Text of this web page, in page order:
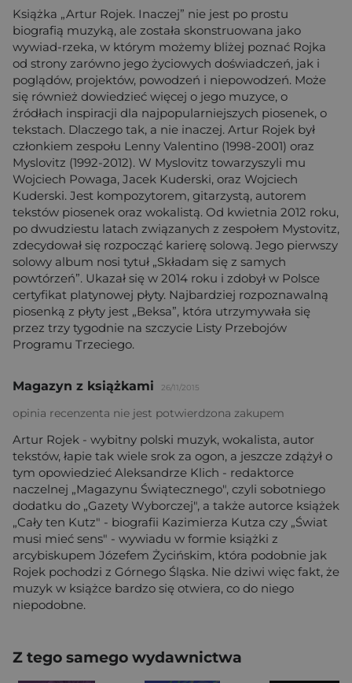
Książka „Artur Rojek. Inaczej” nie jest po prostu
biografią muzyką, ale została skonstruowana jako
wywiad-rzeka, w którym możemy bliżej poznać Rojka
od strony zarówno jego życiowych doświadczeń, jak i
poglądów, projektów, powodzeń i niepowodzeń. Może
się również dowiedzieć więcej o jego muzyce, o
źródłach inspiracji dla najpopularniejszych piosenek, o
tekstach. Dlaczego tak, a nie inaczej. Artur Rojek był
członkiem zespołu Lenny Valentino (1998-2001) oraz
Myslovitz (1992-2012). W Myslovitz towarzyszyli mu
Wojciech Powaga, Jacek Kuderski, oraz Wojciech
Kuderski. Jest kompozytorem, gitarzystą, autorem
tekstów piosenek oraz wokalistą. Od kwietnia 2012 roku,
po dwudziestu latach związanych z zespołem Mystovitz,
zdecydował się rozpocząć karierę solową. Jego pierwszy
solowy album nosi tytuł „Składam się z samych
powtórzeń”. Ukazał się w 2014 roku i zdobył w Polsce
certyfikat platynowej płyty. Najbardziej rozpoznawalną
piosenką z płyty jest „Beksa”, która utrzymywała się
przez trzy tygodnie na szczycie Listy Przebojów
Programu Trzeciego.
Magazyn z książkami 26/11/2015
opinia recenzenta nie jest potwierdzona zakupem
Artur Rojek - wybitny polski muzyk, wokalista, autor
tekstów, łapie tak wiele srok za ogon, a jeszcze zdążył o
tym opowiedzieć Aleksandrze Klich - redaktorce
naczelnej „Magazynu Świątecznego", czyli sobotniego
dodatku do „Gazety Wyborczej", a także autorce książek
„Cały ten Kutz" - biografii Kazimierza Kutza czy „Świat
musi mieć sens" - wywiadu w formie książki z
arcybiskupem Józefem Życińskim, która podobnie jak
Rojek pochodzi z Górnego Śląska. Nie dziwi więc fakt, że
muzyk w książce bardzo się otwiera, co do niego
niepodobne.
Z tego samego wydawnictwa